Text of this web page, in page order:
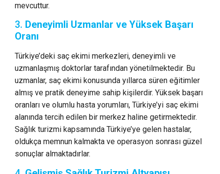
mevcuttur.
3. Deneyimli Uzmanlar ve Yüksek Başarı
Oranı
Türkiye’deki saç ekimi merkezleri, deneyimli ve
uzmanlaşmış doktorlar tarafından yönetilmektedir. Bu
uzmanlar, saç ekimi konusunda yıllarca süren eğitimler
almış ve pratik deneyime sahip kişilerdir. Yüksek başarı
oranları ve olumlu hasta yorumları, Türkiye’yi saç ekimi
alanında tercih edilen bir merkez haline getirmektedir.
Sağlık turizmi kapsamında Türkiye’ye gelen hastalar,
oldukça memnun kalmakta ve operasyon sonrası güzel
sonuçlar almaktadırlar.